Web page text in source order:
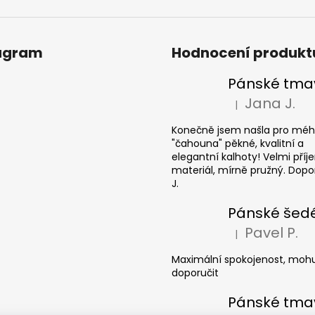
Hodnocení
Hodnocení
| Jana J.
Konečně jsem našla pro
"čahouna" pěkné, kvalitní a
elegantní kalhoty! Velmi
materiál, mírně pružný.
J.
Hodnocení
| Pavel P.
Maximální spokojenost,
doporučit